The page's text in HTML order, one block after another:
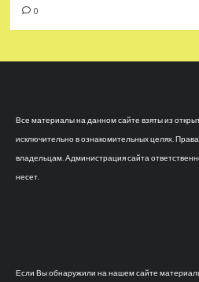
0
Все материалы на данном сайте взяты из
исключительно в ознакомительных целях.
владельцам. Администрация сайта
несет.
Если Вы обнаружили на нашем сайте